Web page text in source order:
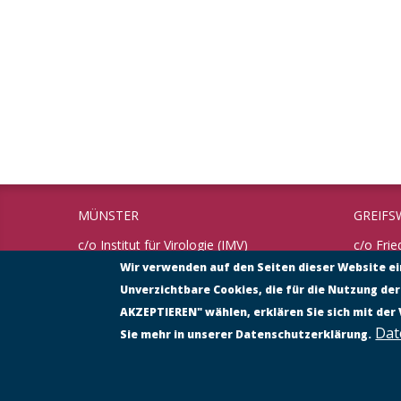
MÜNSTER
c/o Institut für Virologie (IMV)
Universität Münster
Von-Esmarch-Straße 56
48149 Münster
Tel.: 0251 – 835 30 11
c/o
17493
Wir verwenden auf den Seiten dieser Website
Unverzichtbare Cookies, die für die Nutzung
AKZEPTIEREN" wählen, erklären Sie sich mit
Sie mehr in unserer Datenschutzerklärung.